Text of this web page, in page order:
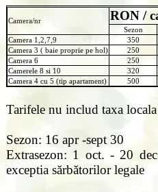
Camera/nr RON /
Sezon
Camera 1,2,7,9
350
Camera 3 ( baie proprie pe hol)
250
Camera 6
250
Camerele 8 si 10
320
Camera 4 cu 5 (tip apartament)
500
Tarifele nu includ taxa
Sezon: 16 apr -sept 30
Extrasezon: 1 oct. - 20
exceptia sărbătorilor legale